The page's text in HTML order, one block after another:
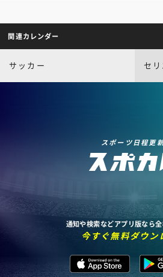
関連カレンダー
サッカー セ
スポーツ日程更
通知や検索などアプリ版なら
今すぐ無料ダウン